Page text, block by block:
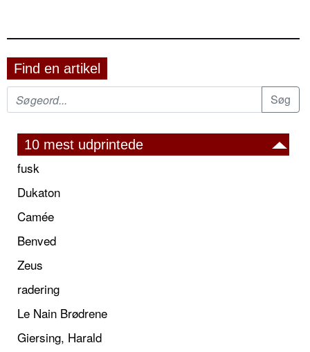
Find en artikel
10 mest udprintede
fusk
Dukaton
Camée
Benved
Zeus
radering
Le Nain Brødrene
Giersing, Harald